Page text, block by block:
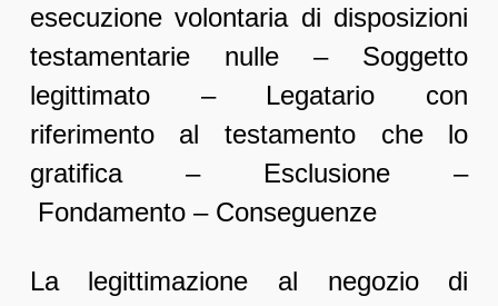
esecuzione volontaria di disposizioni
testamentarie nulle – Soggetto
legittimato – Legatario con
riferimento al testamento che lo
gratifica – Esclusione –
Fondamento – Conseguenze
La legittimazione al negozio di